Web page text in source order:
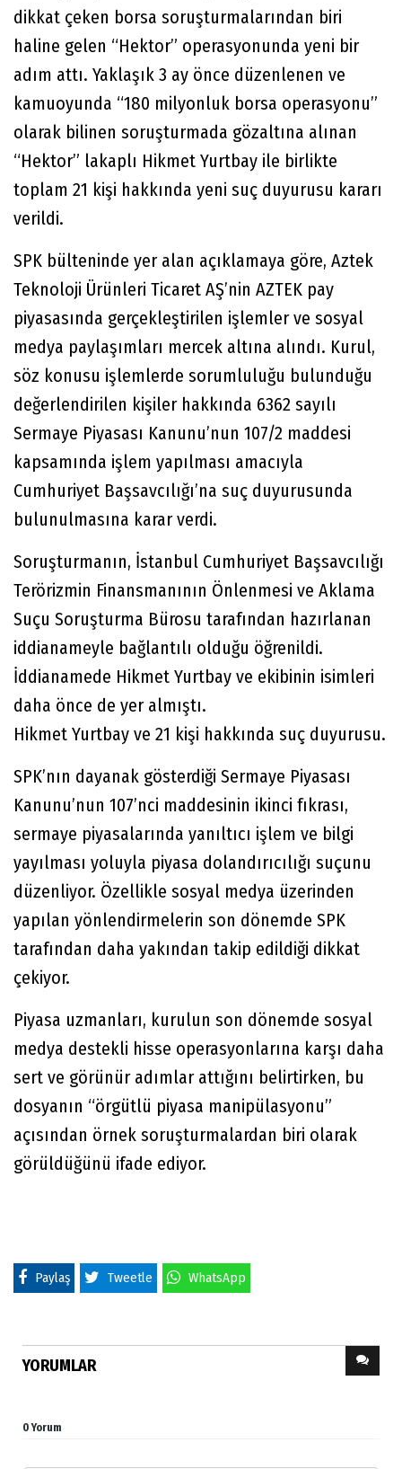
dikkat çeken borsa soruşturmalarından biri
haline gelen “Hektor” operasyonunda yeni bir
adım attı. Yaklaşık 3 ay önce düzenlenen ve
kamuoyunda “180 milyonluk borsa operasyonu”
olarak bilinen soruşturmada gözaltına alınan
“Hektor” lakaplı Hikmet Yurtbay ile birlikte
toplam 21 kişi hakkında yeni suç duyurusu kararı
verildi.
SPK bülteninde yer alan açıklamaya göre, Aztek
Teknoloji Ürünleri Ticaret AŞ’nin AZTEK pay
piyasasında gerçekleştirilen işlemler ve sosyal
medya paylaşımları mercek altına alındı. Kurul,
söz konusu işlemlerde sorumluluğu bulunduğu
değerlendirilen kişiler hakkında 6362 sayılı
Sermaye Piyasası Kanunu’nun 107/2 maddesi
kapsamında işlem yapılması amacıyla
Cumhuriyet Başsavcılığı’na suç duyurusunda
bulunulmasına karar verdi.
Soruşturmanın, İstanbul Cumhuriyet Başsavcılığı
Terörizmin Finansmanının Önlenmesi ve Aklama
Suçu Soruşturma Bürosu tarafından hazırlanan
iddianameyle bağlantılı olduğu öğrenildi.
İddianamede Hikmet Yurtbay ve ekibinin isimleri
daha önce de yer almıştı.
Hikmet Yurtbay ve 21 kişi hakkında suç duyurusu.
SPK’nın dayanak gösterdiği Sermaye Piyasası
Kanunu’nun 107’nci maddesinin ikinci fıkrası,
sermaye piyasalarında yanıltıcı işlem ve bilgi
yayılması yoluyla piyasa dolandırıcılığı suçunu
düzenliyor. Özellikle sosyal medya üzerinden
yapılan yönlendirmelerin son dönemde SPK
tarafından daha yakından takip edildiği dikkat
çekiyor.
Piyasa uzmanları, kurulun son dönemde sosyal
medya destekli hisse operasyonlarına karşı daha
sert ve görünür adımlar attığını belirtirken, bu
dosyanın “örgütlü piyasa manipülasyonu”
açısından örnek soruşturmalardan biri olarak
görüldüğünü ifade ediyor.
Paylaş Tweetle WhatsApp
YORUMLAR
0 Yorum